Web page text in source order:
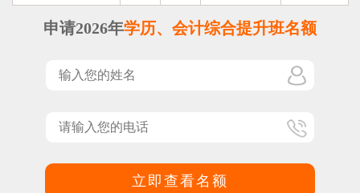
申请2026年学历、会计综合提升班名额
立即查看名额